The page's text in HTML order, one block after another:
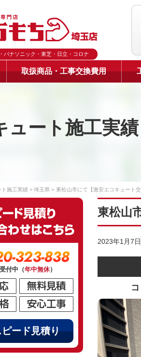
パナソニック・東芝・日立・コロナ
取扱商品・工事交換費用
ュート施工実績
ト施工実績 埼玉県 東松山市にて【激安エコキュート交
東松山
2023年1月7日
323-838
付中（年中無休）
ピード見積り